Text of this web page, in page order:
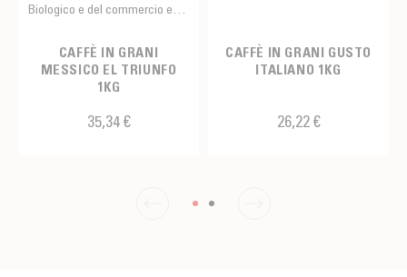
Biologico e del commercio equo e solidale
CAFFÈ IN GRANI
MESSICO EL TRIUNFO
1KG
35,34 €
CAFFÈ IN GRANI GUSTO
ITALIANO 1KG
26,22 €